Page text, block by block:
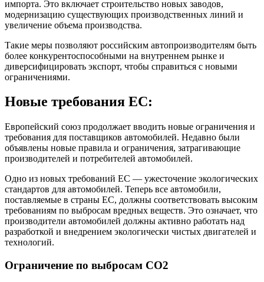
импорта. Это включает строительство новых заводов,
модернизацию существующих производственных линий и
увеличение объема производства.
Такие меры позволяют российским автопроизводителям быть
более конкурентоспособными на внутреннем рынке и
диверсифицировать экспорт, чтобы справиться с новыми
ограничениями.
Новые требования ЕС:
Европейский союз продолжает вводить новые ограничения и
требования для поставщиков автомобилей. Недавно были
объявлены новые правила и ограничения, затрагивающие
производителей и потребителей автомобилей.
Одно из новых требований ЕС — ужесточение экологических
стандартов для автомобилей. Теперь все автомобили,
поставляемые в страны ЕС, должны соответствовать высоким
требованиям по выбросам вредных веществ. Это означает, что
производители автомобилей должны активно работать над
разработкой и внедрением экологически чистых двигателей и
технологий.
Ограничение по выбросам CO2